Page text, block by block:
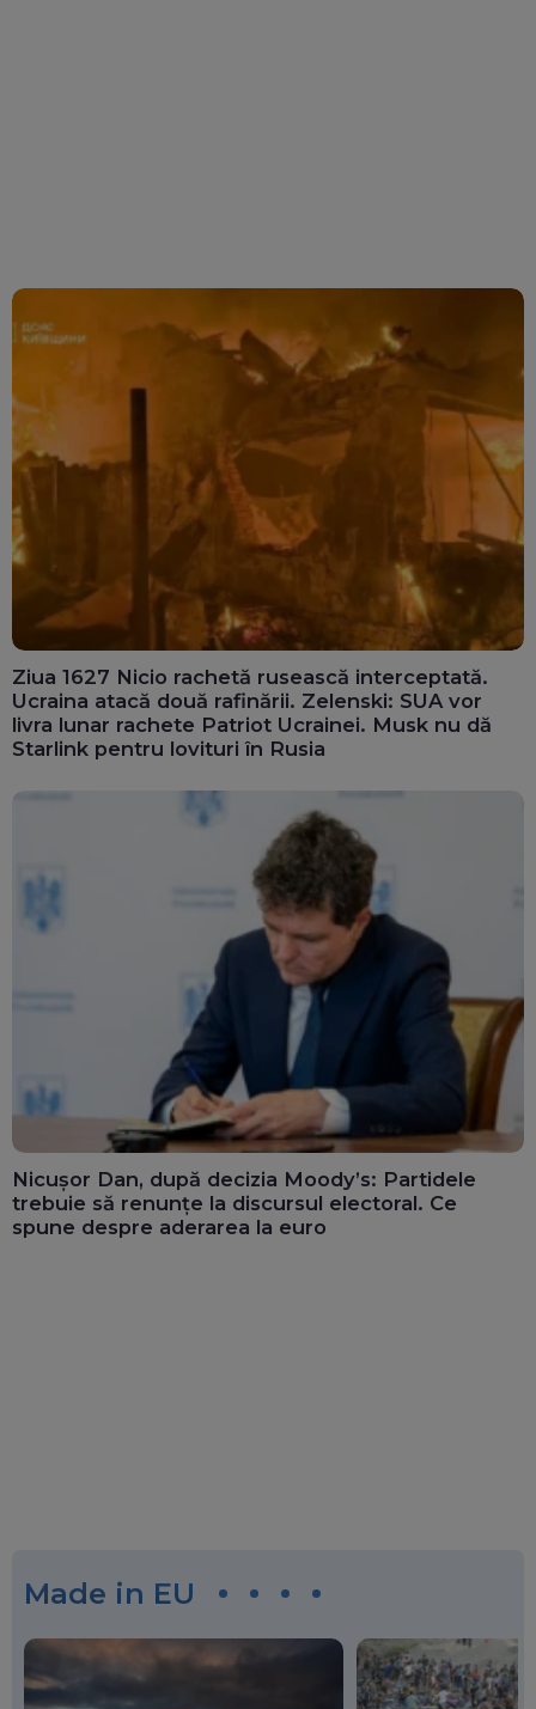
Ziua 1627 Nicio rachetă rusească interceptată.
Ucraina atacă două rafinării. Zelenski: SUA vor
livra lunar rachete Patriot Ucrainei. Musk nu dă
Starlink pentru lovituri în Rusia
Nicușor Dan, după decizia Moody’s: Partidele
trebuie să renunțe la discursul electoral. Ce
spune despre aderarea la euro
Made in EU